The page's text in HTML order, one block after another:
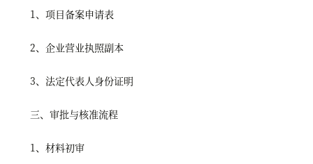
1、项目备案申请表
2、企业营业执照副本
3、法定代表人身份证明
三、审批与核准流程
1、材料初审